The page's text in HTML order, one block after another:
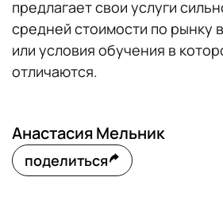
предлагает свои услуги
средней стоимости по рынку
или условия обучения в
отличаются.
Анастасия Мельник
поделиться